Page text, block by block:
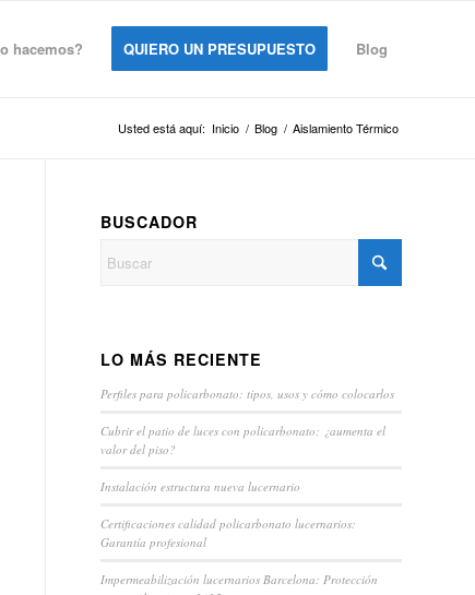
hacemos? QUIERO UN PRESUPUESTO Blog
Usted está aquí: Inicio / Blog / Aislamiento Térmico
BUSCADOR
LO MÁS RECIENTE
Perfiles para policarbonato: tipos, usos y cómo colocarlos
Cubrir el patio de luces con policarbonato: ¿aumenta el
valor del piso?
Instalación estructura nueva lucernario
Certificaciones calidad policarbonato lucernarios:
Garantía profesional
Impermeabilización lucernarios Barcelona: Protección